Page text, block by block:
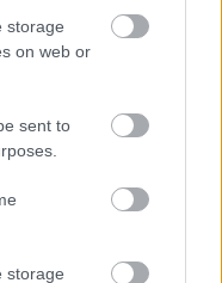
storage
on web or
sent to
storage
el az F1 a